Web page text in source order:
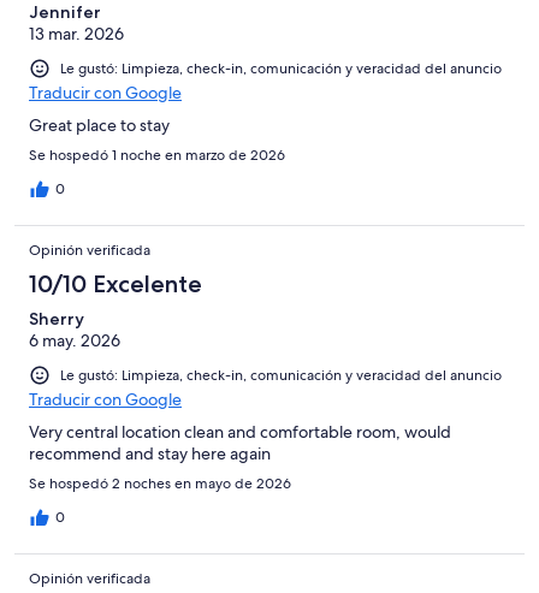
Jennifer
13 mar. 2026
Le gustó: Limpieza, check-in, comunicación y veracidad del anuncio
Traducir con Google
Great place to stay
Se hospedó 1 noche en marzo de 2026
0
Opinión verificada
10/10 Excelente
Sherry
6 may. 2026
Le gustó: Limpieza, check-in, comunicación y veracidad del anuncio
Traducir con Google
Very central location clean and comfortable room, would
recommend and stay here again
Se hospedó 2 noches en mayo de 2026
0
Opinión verificada